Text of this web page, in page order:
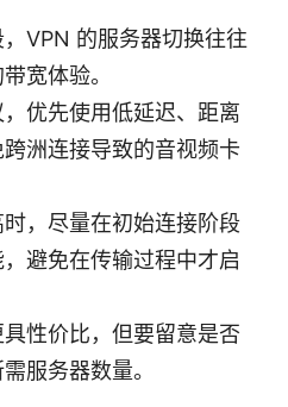
VPN 的服务器切换往往
宽体验。
优先使用低延迟、距离
洲连接导致的音视频卡
，尽量在初始连接阶段
避免在传输过程中才启
性价比，但要留意是否
服务器数量。